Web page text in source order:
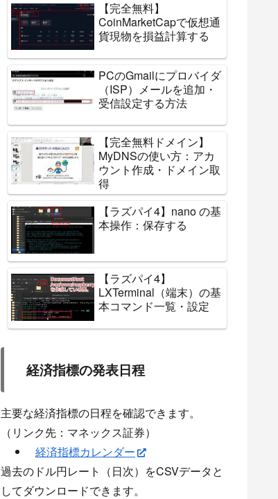
【完全無料】
CoinMarketCapで仮想通
貨現物を損益計算する
PCのGmailにプロバイダ
（ISP）メールを追加・
受信設定する方法
【完全無料ドメイン】
MyDNSの使い方：アカ
ウント作成・ドメイン取
得
【ラズパイ4】nano の基
本操作：保存する
【ラズパイ4】
LXTerminal（端末）の基
本コマンド一覧・設定
経済指標の発表日程
主要な経済指標の日程を確認できます。
（リンク先：マネックス証券）
経済指標カレンダー
過去のドル円レート（日次）をCSVデータと
してダウンロードできます。